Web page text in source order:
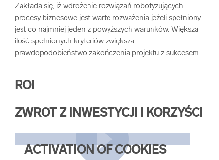
Zakłada się, iż wdrożenie rozwiązań robotyzujących
procesy biznesowe jest warte rozważenia jeżeli spełniony
jest co najmniej jeden z powyższych warunków. Większa
ilość spełnionych kryteriów zwiększa
prawdopodobieństwo zakończenia projektu z sukcesem.
ROI
ZWROT Z INWESTYCJI I KORZYŚCI
ACTIVATION OF COOKIES